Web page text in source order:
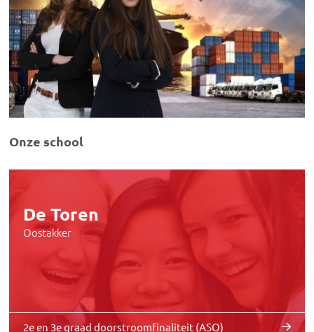
Onze school
De Toren
Oostakker
2e en 3e graad doorstroomfinaliteit (ASO)